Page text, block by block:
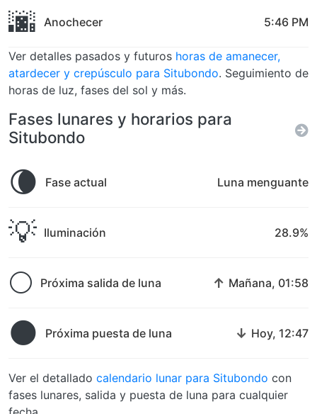
🌆 Anochecer 5:46 PM
Ver detalles pasados y futuros horas de amanecer,
atardecer y crepúsculo para Situbondo. Seguimiento de
horas de luz, fases del sol y más.
Fases lunares y horarios para
Situbondo
🌘 Fase actual Luna menguante
💡 Iluminación 28.9%
🌕 Próxima salida de luna ↑ Mañana, 01:58
🌑 Próxima puesta de luna ↓ Hoy, 12:47
Ver el detallado calendario lunar para Situbondo con
fases lunares, salida y puesta de luna para cualquier